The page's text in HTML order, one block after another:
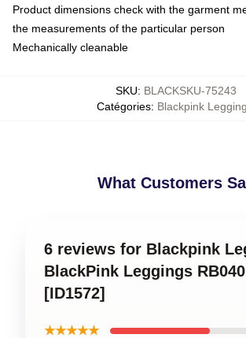
Product dimensions check with the garment
the measurements of the particular person
Mechanically cleanable
SKU: BLACKSKU-75243
Catégories: Blackpink
What Customers
6 reviews for Blackpink
BlackPink Leggings
[ID1572]
★★★★★